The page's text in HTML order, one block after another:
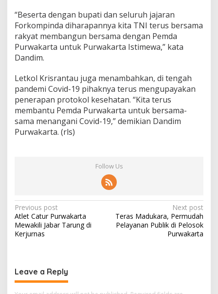
“Beserta dengan bupati dan seluruh jajaran
Forkompinda diharapannya kita TNI terus bersama
rakyat membangun bersama dengan Pemda
Purwakarta untuk Purwakarta Istimewa,” kata
Dandim.
Letkol Krisrantau juga menambahkan, di tengah
pandemi Covid-19 pihaknya terus mengupayakan
penerapan protokol kesehatan. “Kita terus
membantu Pemda Purwakarta untuk bersama-
sama menangani Covid-19,” demikian Dandim
Purwakarta. (rls)
Follow Us
Post
navigation
Previous post
Atlet Catur Purwakarta
Mewakili Jabar Tarung di
Kerjurnas
Next post
Teras Madukara, Permudah
Pelayanan Publik di Pelosok
Purwakarta
Leave a Reply